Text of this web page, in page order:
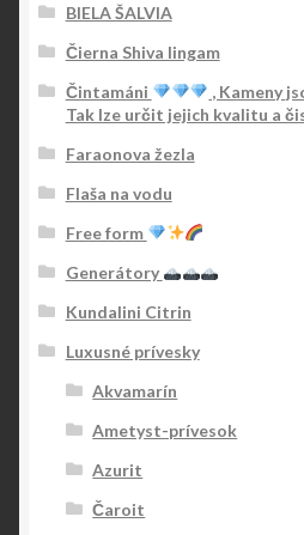
BIELA ŠALVIA
Čierna Shiva lingam
Čintamáni
, Kameny
Tak lze určit jejich kvalitu a
Faraonova žezla
Flaša na vodu
Free form
Generátory
Kundalini Citrin
Luxusné prívesky
Akvamarín
Ametyst-prívesok
Azurit
Čaroit